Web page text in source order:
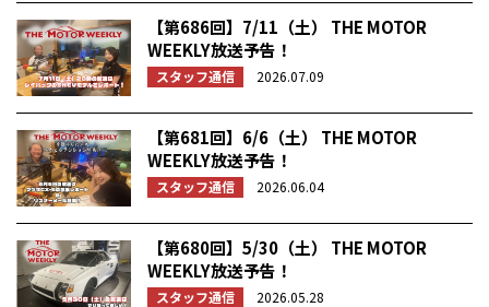
【第686回】7/11（土） THE MOTOR
WEEKLY放送予告！
スタッフ通信 2026.07.09
【第681回】6/6（土） THE MOTOR
WEEKLY放送予告！
スタッフ通信 2026.06.04
【第680回】5/30（土） THE MOTOR
WEEKLY放送予告！
スタッフ通信 2026.05.28